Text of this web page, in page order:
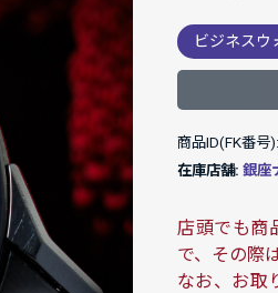
ビジネスウ
商品ID(FK番号
在庫店舗: 銀座
店頭でも商
で、その際
なお、お取